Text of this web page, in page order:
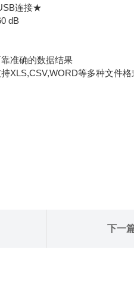
连接★
dB
准确的数据结果
XLS,CSV,WORD等多种文件
下一